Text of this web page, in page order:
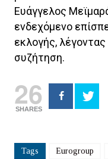
Ευάγγελος
ενδεχόμενο
εκλογής,
συζήτηση.
26
SHARES
Tags Eurogroup